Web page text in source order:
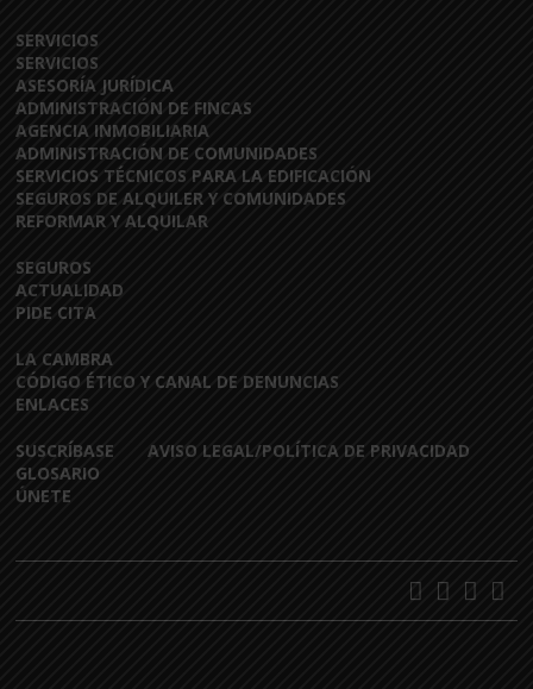
SERVICIOS
SERVICIOS
ASESORÍA JURÍDICA
ADMINISTRACIÓN DE FINCAS
AGENCIA INMOBILIARIA
ADMINISTRACIÓN DE COMUNIDADES
SERVICIOS TÉCNICOS PARA LA EDIFICACIÓN
SEGUROS DE ALQUILER Y COMUNIDADES
REFORMAR Y ALQUILAR
SEGUROS
ACTUALIDAD
PIDE CITA
LA CAMBRA
CÓDIGO ÉTICO Y CANAL DE DENUNCIAS
ENLACES
SUSCRÍBASE
GLOSARIO
ÚNETE
AVISO LEGAL/POLÍTICA DE PRIVACIDAD